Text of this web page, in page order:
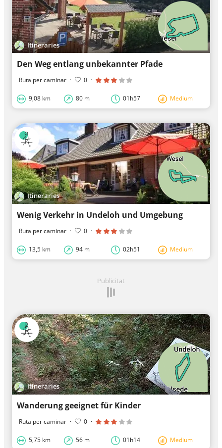
Itineraries
Den Weg entlang unbekannter Pfade
Ruta per caminar · 0 ·
9,08 km 80 m 01h57 Medium
Itineraries
Wenig Verkehr in Undeloh und Umgebung
Ruta per caminar · 0 ·
13,5 km 94 m 02h51 Medium
Publicitat
Itineraries
Wanderung geeignet für Kinder
Ruta per caminar · 0 ·
5,75 km 56 m 01h14 Medium